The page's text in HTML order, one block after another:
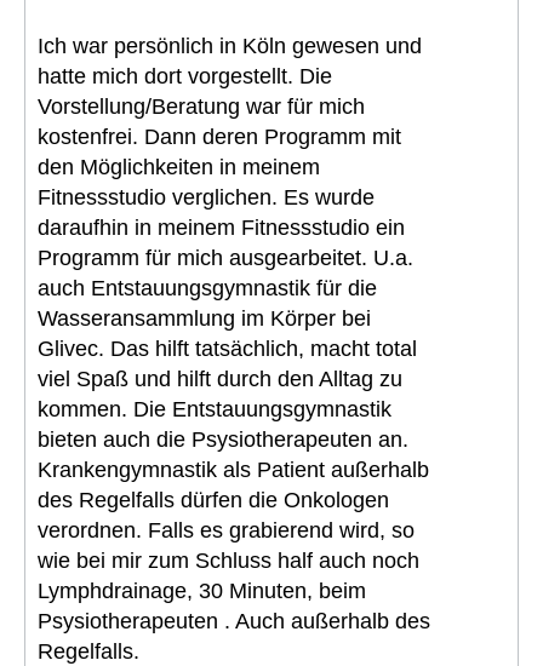
Ich war persönlich in Köln gewesen und
hatte mich dort vorgestellt. Die
Vorstellung/Beratung war für mich
kostenfrei. Dann deren Programm mit
den Möglichkeiten in meinem
Fitnessstudio verglichen. Es wurde
daraufhin in meinem Fitnessstudio ein
Programm für mich ausgearbeitet. U.a.
auch Entstauungsgymnastik für die
Wasseransammlung im Körper bei
Glivec. Das hilft tatsächlich, macht total
viel Spaß und hilft durch den Alltag zu
kommen. Die Entstauungsgymnastik
bieten auch die Psysiotherapeuten an.
Krankengymnastik als Patient außerhalb
des Regelfalls dürfen die Onkologen
verordnen. Falls es grabierend wird, so
wie bei mir zum Schluss half auch noch
Lymphdrainage, 30 Minuten, beim
Psysiotherapeuten . Auch außerhalb des
Regelfalls.